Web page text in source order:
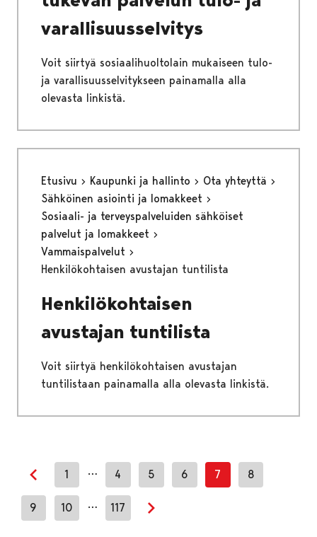
varallisuusselvitys
Voit siirtyä sosiaalihuoltolain mukaiseen tulo-
ja varallisuusselvitykseen painamalla alla
olevasta linkistä.
Etusivu Kaupunki ja hallinto
Ota yhteyttä
Sähköinen asiointi ja lomakkeet
Sosiaali- ja terveyspalveluiden sähköiset
palvelut ja lomakkeet
Vammaispalvelut
Henkilökohtaisen avustajan tuntilista
Henkilökohtaisen
avustajan tuntilista
Voit siirtyä henkilökohtaisen avustajan
tuntilistaan painamalla alla olevasta linkistä.
Edellinen sivu
1 … 4 5 6 7 8
9 10 … 117
Seuraava sivu